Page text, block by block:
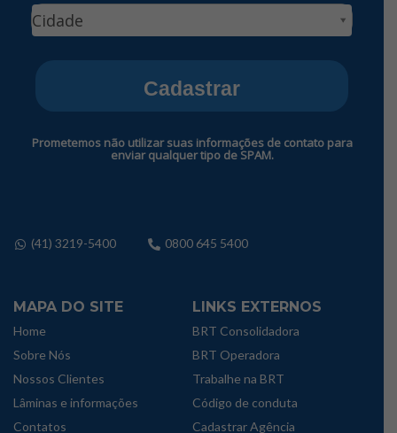
Cidade
Cidade
Cadastrar
Prometemos não utilizar suas informações de contato para
enviar qualquer tipo de SPAM.
(41) 3219-5400 0800 645 5400
MAPA DO SITE
Home
Sobre Nós
Nossos Clientes
Lâminas e informações
Contatos
LINKS EXTERNOS
BRT Consolidadora
BRT Operadora
Trabalhe na BRT
Código de conduta
Cadastrar Agência